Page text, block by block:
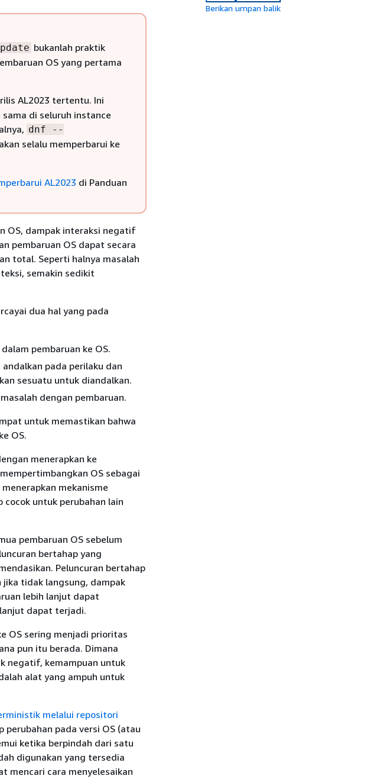
bukanlah praktik
OS yang pertama
AL2023 tertentu. Ini
di seluruh instance
dnf --
akan selalu memperbarui ke
AL2023 di Panduan
OS, dampak interaksi negatif
pembaruan OS dapat secara
total. Seperti halnya masalah
semakin sedikit
dua hal yang pada
pembaruan ke OS.
pada perilaku dan
sesuatu untuk diandalkan.
dengan pembaruan.
untuk memastikan bahwa
OS.
menerapkan ke
OS sebagai
mekanisme
cocok untuk perubahan lain
pembaruan OS sebelum
bertahap yang
Peluncuran bertahap
tidak langsung, dampak
lebih lanjut dapat
dapat terjadi.
OS sering menjadi prioritas
pun itu berada. Dimana
negatif, kemampuan untuk
alat yang ampuh untuk
melalui repositori
pada versi OS (atau
ketika berpindah dari satu
digunakan yang tersedia
mencari cara menyelesaikan
Berikan umpan balik